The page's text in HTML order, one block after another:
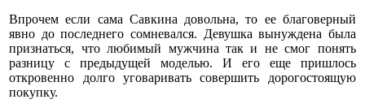
Впрочем если сама Савкина довольна, то ее благоверный
явно до последнего сомневался. Девушка вынуждена была
признаться, что любимый мужчина так и не смог понять
разницу с предыдущей моделью. И его еще пришлось
откровенно долго уговаривать совершить дорогостоящую
покупку.